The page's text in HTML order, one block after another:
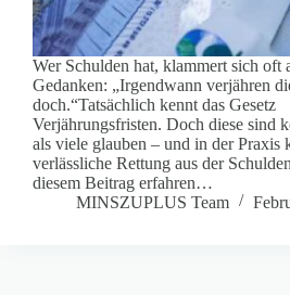
Wer Schulden hat, klammert sich oft
Gedanken: „Irgendwann verjähren
doch.“Tatsächlich kennt das Gesetz
Verjährungsfristen. Doch diese sind
als viele glauben – und in der Praxis
verlässliche Rettung aus der
diesem Beitrag erfahren…
MINSZUPLUS Team